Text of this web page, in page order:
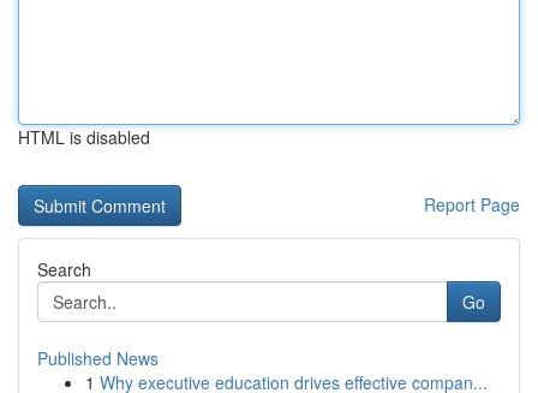
HTML is disabled
Report Page
Search
Go
Published News
1 Why executive education drives effective compan...